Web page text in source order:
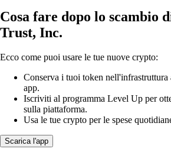
Cosa fare dopo lo scambio
Trust, Inc.
Ecco come puoi usare le tue nuove crypto:
Conserva i tuoi token nell'infrastruttura
app.
Iscriviti al programma Level Up per
sulla piattaforma.
Usa le tue crypto per le spese
Scarica l'app